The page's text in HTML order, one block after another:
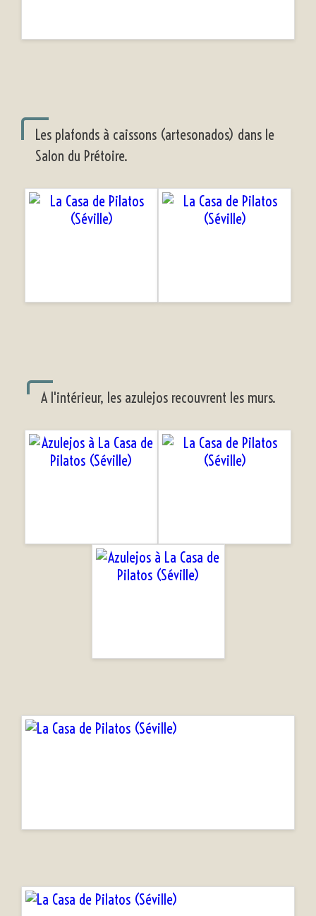
Les plafonds à caissons (artesonados) dans le
Salon du Prétoire.
A l'intérieur, les azulejos recouvrent les murs.